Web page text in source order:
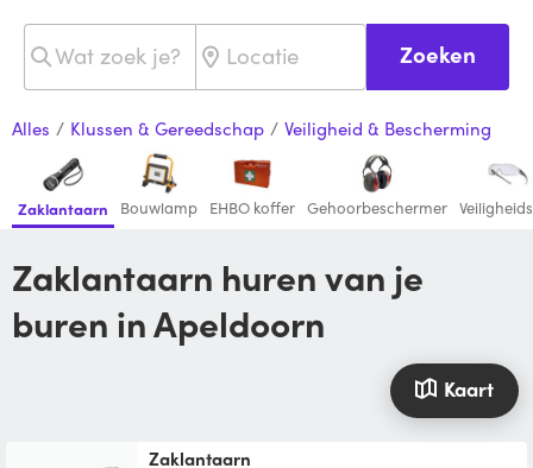
Zoeken
Alles / Klussen & Gereedschap / Veiligheid & Bescherming
Zaklantaarn Bouwlamp EHBO koffer Gehoorbeschermer
Zaklantaarn huren van je
buren in Apeldoorn
Kaart
Zaklantaarn